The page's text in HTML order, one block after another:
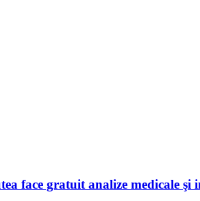
face gratuit analize medicale şi